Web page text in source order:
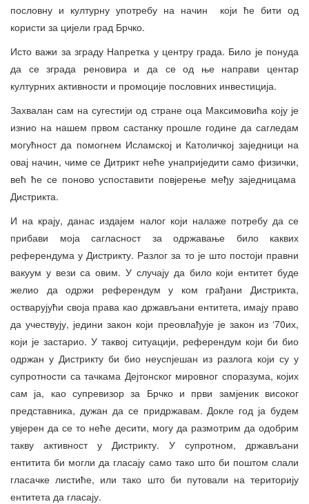
пословну и културну употребу на начин који ће бити од
користи за цијели град Брчко.
Исто важи за зграду Напретка у центру града. Било је понуда
да се зграда реновира и да се од ње направи центар
културних активности и промоције пословних инвестиција.
Захвалан сам на сугестији од стране оца Максимовића коју је
изнио на нашем првом састанку прошле године да сагледам
могућност да помогнем Исламској и Католичкој заједници на
овај начин, чиме се Дитрикт неће унаприједити само физички,
већ ће се поново успоставити повјерење међу заједницама
Дистрикта.
И на крају, данас издајем налог који налаже потребу да се
прибави моја сагласност за одржавање било каквих
референдума у Дистрикту. Разлог за то је што постоји правни
вакуум у вези са овим. У случају да било који ентитет буде
желио да одржи референдум у ком грађани Дистрикта,
остварујући своја права као држављани ентитета, имају право
да учествују, једини закон који преовлађује је закон из ‘70их,
који је застарио. У таквој ситуацији, референдум који би био
одржан у Дистрикту би био неуспјешан из разлога који су у
супротности са тачкама Дејтонског мировног споразума, којих
сам ја, као супревизор за Брчко и први замјеник високог
представника, дужан да се придржавам. Докле год ја будем
увјерен да се то неће десити, могу да размотрим да одобрим
такву активност у Дистрикту. У супротном, држављани
ентитита би могли да гласају само тако што би поштом слали
гласачке листиће, или тако што би путовали на територију
ентитета да гласају.